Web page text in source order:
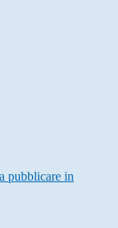
pubblicare in